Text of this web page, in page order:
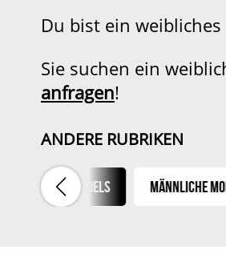
Du bist ein
Sie suchen ein
anfragen!
ANDERE RUBRIKEN
Weibliche Models Männliche